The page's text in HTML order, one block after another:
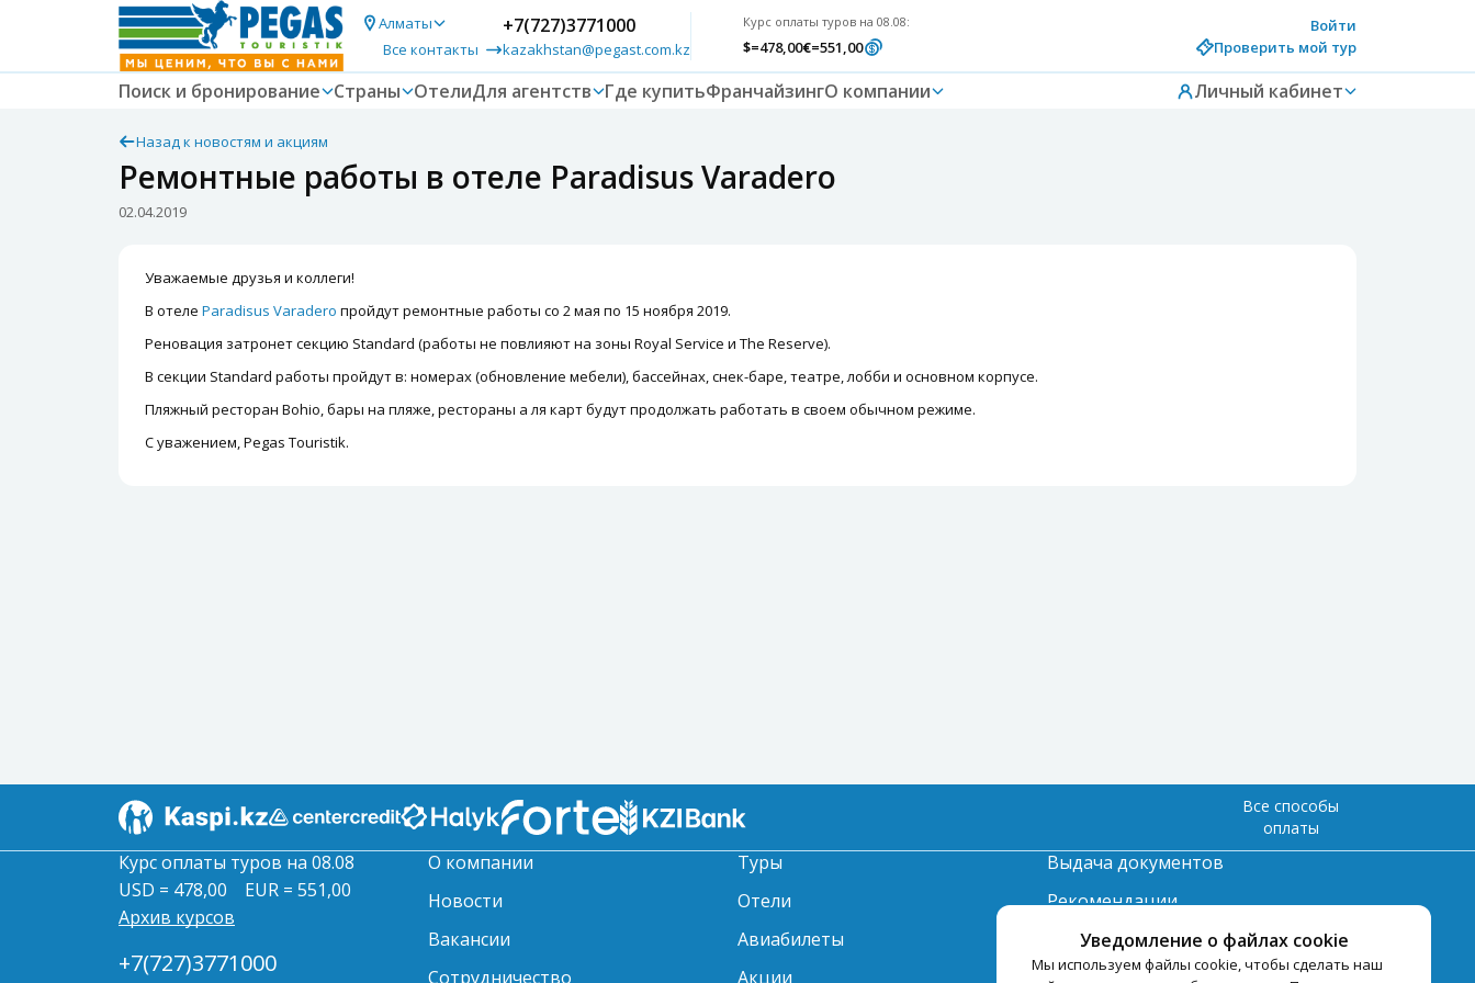
Алматы
Все контакты
+7(727)3771000
kazakhstan@pegast.com.kz
Курс оплаты туров на 08.08:
$=478,00€=551,00
Войти
Проверить мой тур
Поиск и бронирование Страны ОтелиДля агентств Где купитьФранчайзингО компании Личный кабинет
Назад к новостям и акциям
Ремонтные работы в отеле Paradisus Varadero
02.04.2019
Уважаемые друзья и коллеги!
В отеле Paradisus Varadero пройдут ремонтные работы со 2 мая по 15 ноября 2019.
Реновация затронет секцию Standard (работы не повлияют на зоны Royal Service и The Reserve).
В секции Standard работы пройдут в: номерах (обновление мебели), бассейнах, снек-баре, театре, лобби и основном корпусе.
Пляжный ресторан Bohio, бары на пляже, рестораны а ля карт будут продолжать работать в своем обычном режиме.
С уважением, Pegas Touristik.
Уведомление о файлах cookie
Мы используем файлы cookie, чтобы сделать наш
Все способы
оплаты
Курс оплаты туров на 08.08
USD = 478,00
EUR = 551,00
Архив курсов
+7(727)3771000
О компании
Новости
Вакансии
Сотрудничество
Туры
Отели
Авиабилеты
Акции
Выдача документов
Рекомендации
Вопрос-ответ
Счет и оплата